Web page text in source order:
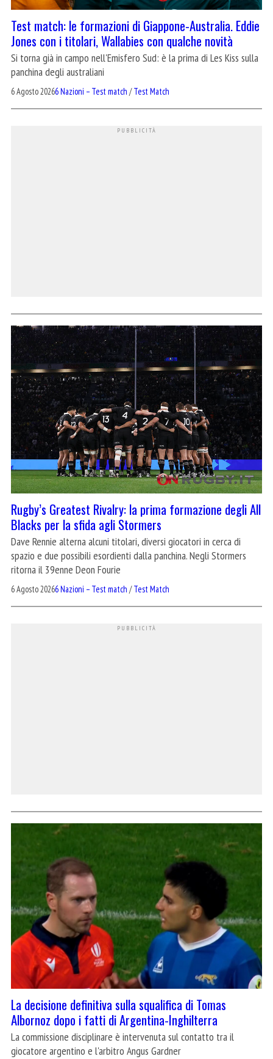
Test match: le formazioni di Giappone-Australia. Eddie
Jones con i titolari, Wallabies con qualche novità
Si torna già in campo nell'Emisfero Sud: è la prima di Les Kiss sulla
panchina degli australiani
6 Agosto 20266 Nazioni – Test match /Test Match
Rugby’s Greatest Rivalry: la prima formazione degli All
Blacks per la sfida agli Stormers
Dave Rennie alterna alcuni titolari, diversi giocatori in cerca di
spazio e due possibili esordienti dalla panchina. Negli Stormers
ritorna il 39enne Deon Fourie
6 Agosto 20266 Nazioni – Test match /Test Match
La decisione definitiva sulla squalifica di Tomas
Albornoz dopo i fatti di Argentina-Inghilterra
La commissione disciplinare è intervenuta sul contatto tra il
giocatore argentino e l'arbitro Angus Gardner